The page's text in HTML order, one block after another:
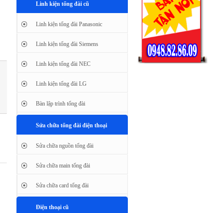
Linh kiện tổng đài cũ
Linh kiện tổng đài Panasonic
Linh kiện tổng đài Siemens
Linh kiện tổng đài NEC
Linh kiện tổng đài LG
Bàn lập trình tổng đài
Sửa chữa tổng đài điện thoại
Sửa chữa nguồn tổng đài
Sửa chữa main tổng đài
Sửa chữa card tổng đài
Điện thoại cũ